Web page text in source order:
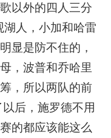
以外的四人三分
人，小加和哈雷
显是防不住的，
，波普和乔哈里
，所以两队的前
后，施罗德不用
的都应该能这么